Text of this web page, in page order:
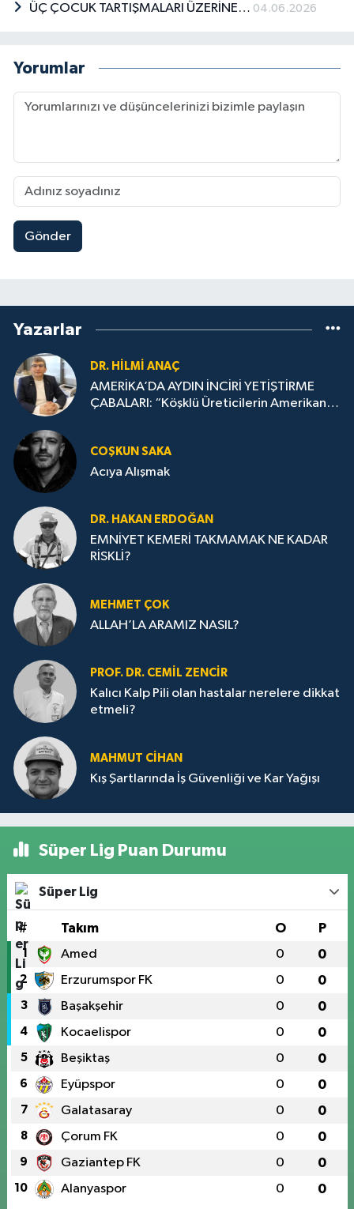
düzeyde bazı panellere, konferanslara,
araştırmacı olarak devam etmektedir.
ÜÇ ÇOCUK TARTIŞMALARI ÜZERİNE… 04.06.2026
Yorumlar
Gönder
Yazarlar
DR. HILMI ANAÇ
AMERİKA’DA AYDIN İNCİRİ YETİŞTİRME
ÇABALARI: “Köşklü Üreticilerin Amerikan
COŞKUN SAKA
Acıya Alışmak
DR. HAKAN ERDOĞAN
EMNİYET KEMERİ TAKMAMAK NE KADAR
RİSKLİ?
MEHMET ÇOK
ALLAH’LA ARAMIZ NASIL?
PROF. DR. CEMIL ZENCIR
Kalıcı Kalp Pili olan hastalar nerelere dikkat
etmeli?
MAHMUT CİHAN
Kış Şartlarında İş Güvenliği ve Kar Yağışı
Süper Lig Puan Durumu
Süper Lig
# Takım O P
1 Amed 0 0
2 Erzurumspor FK 0 0
3 Başakşehir 0 0
4 Kocaelispor 0 0
5 Beşiktaş 0 0
6 Eyüpspor 0 0
7 Galatasaray 0 0
8 Çorum FK 0 0
9 Gaziantep FK 0 0
10 Alanyaspor 0 0